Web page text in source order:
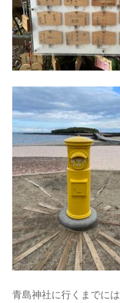
青島神社に行くまでには